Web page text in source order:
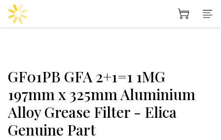
GF01PB GFA 2+1=1 1MG
197mm x 325mm Aluminium
Alloy Grease Filter - Elica
Genuine Part